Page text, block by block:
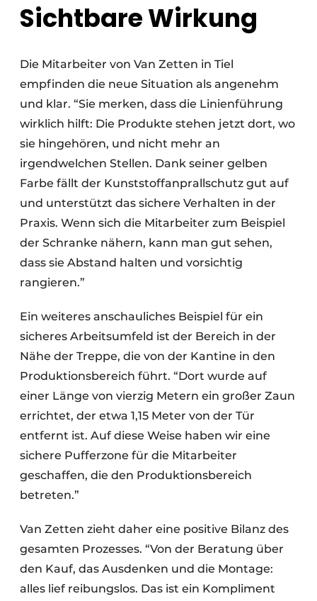
Sichtbare Wirkung
Die Mitarbeiter von Van Zetten in Tiel
empfinden die neue Situation als angenehm
und klar. “Sie merken, dass die Linienführung
wirklich hilft: Die Produkte stehen jetzt dort, wo
sie hingehören, und nicht mehr an
irgendwelchen Stellen. Dank seiner gelben
Farbe fällt der Kunststoffanprallschutz gut auf
und unterstützt das sichere Verhalten in der
Praxis. Wenn sich die Mitarbeiter zum Beispiel
der Schranke nähern, kann man gut sehen,
dass sie Abstand halten und vorsichtig
rangieren.”
Ein weiteres anschauliches Beispiel für ein
sicheres Arbeitsumfeld ist der Bereich in der
Nähe der Treppe, die von der Kantine in den
Produktionsbereich führt. “Dort wurde auf
einer Länge von vierzig Metern ein großer Zaun
errichtet, der etwa 1,15 Meter von der Tür
entfernt ist. Auf diese Weise haben wir eine
sichere Pufferzone für die Mitarbeiter
geschaffen, die den Produktionsbereich
betreten.”
Van Zetten zieht daher eine positive Bilanz des
gesamten Prozesses. “Von der Beratung über
den Kauf, das Ausdenken und die Montage:
alles lief reibungslos. Das ist ein Kompliment